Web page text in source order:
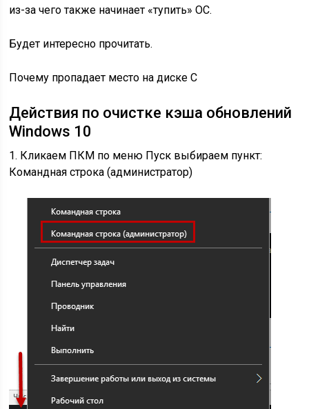
из-за чего также начинает «тупить» ОС.
Будет интересно прочитать.
Почему пропадает место на диске С
Действия по очистке кэша обновлений
Windows 10
1. Кликаем ПКМ по меню Пуск выбираем пункт:
Командная строка (администратор)